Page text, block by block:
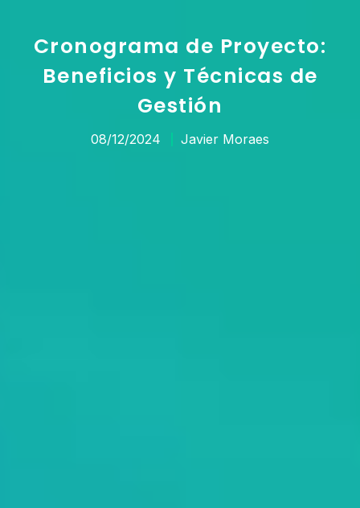
Cronograma de Proyecto:
Beneficios y Técnicas de
Gestión
08/12/2024 Javier Moraes